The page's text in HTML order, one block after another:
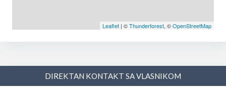
Leaflet | ©Thunderforest, ©OpenStreetMap
DIREKTAN KONTAKT SA VLASNIKOM